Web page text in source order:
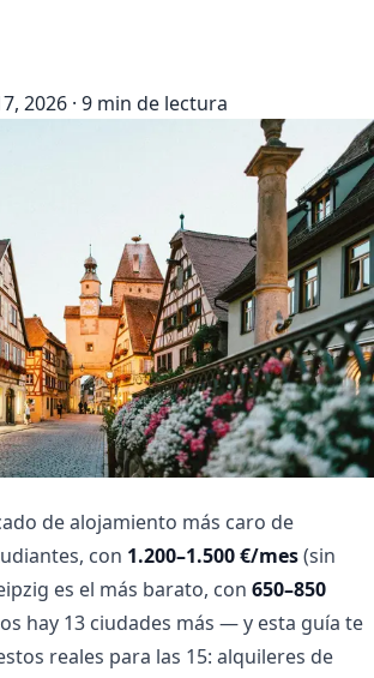
2026 · 9 min de lectura
de alojamiento más caro de
con 1.200–1.500 €/mes(sin
es el más barato, con 650–850
hay 13 ciudades más — y esta guía te
reales para las 15: alquileres de